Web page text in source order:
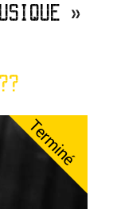
»
Terminé